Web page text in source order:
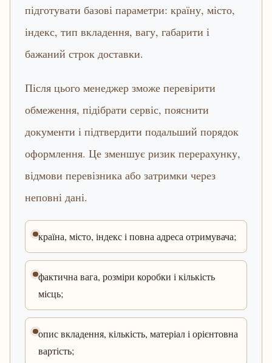
підготувати базові параметри: країну, місто,
індекс, тип вкладення, вагу, габарити і
бажаний строк доставки.
Після цього менеджер зможе перевірити
обмеження, підібрати сервіс, пояснити
документи і підтвердити подальший порядок
оформлення. Це зменшує ризик перерахунку,
відмови перевізника або затримки через
неповні дані.
країна, місто, індекс і повна адреса отримувача;
фактична вага, розміри коробки і кількість
місць;
опис вкладення, кількість, матеріал і орієнтовна
вартість;